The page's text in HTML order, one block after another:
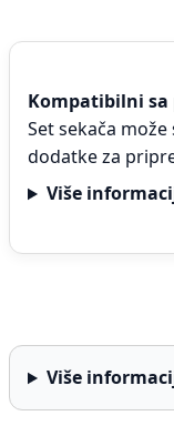
Kompatibilni sa
Set sekača
dodatke za
Više
Više